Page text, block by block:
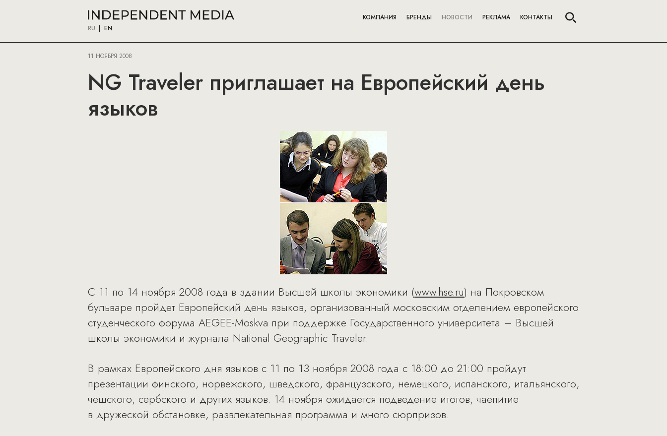
RU EN
КОМПАНИЯ БРЕНДЫ НОВОСТИ РЕКЛАМА КОНТАКТЫ
11 НОЯБРЯ 2008
NG Traveler приглашает на Европейский день
языков
С 11 по 14 ноября 2008 года в здании Высшей школы экономики (www.hse.ru) на Покровском
бульваре пройдет Европейский день языков, организованный московским отделением европейского
студенческого форума AEGEE-Moskva при поддержке Государственного университета – Высшей
школы экономики и журнала National Geographic Traveler.
В рамках Европейского дня языков с 11 по 13 ноября 2008 года с 18:00 до 21:00 пройдут
презентации финского, норвежского, шведского, французского, немецкого, испанского, итальянского,
чешского, сербского и других языков. 14 ноября ожидается подведение итогов, чаепитие
в дружеской обстановке, развлекательная программа и много сюрпризов.